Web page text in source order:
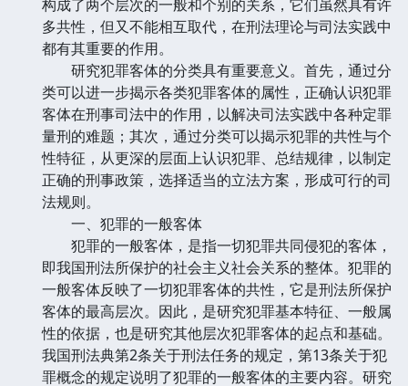
构成了两个层次的一般和个别的关系，它们虽然具有许
多共性，但又不能相互取代，在刑法理论与司法实践中
都有其重要的作用。
研究犯罪客体的分类具有重要意义。首先，通过分
类可以进一步揭示各类犯罪客体的属性，正确认识犯罪
客体在刑事司法中的作用，以解决司法实践中各种定罪
量刑的难题；其次，通过分类可以揭示犯罪的共性与个
性特征，从更深的层面上认识犯罪、总结规律，以制定
正确的刑事政策，选择适当的立法方案，形成可行的司
法规则。
一、犯罪的一般客体
犯罪的一般客体，是指一切犯罪共同侵犯的客体，
即我国刑法所保护的社会主义社会关系的整体。犯罪的
一般客体反映了一切犯罪客体的共性，它是刑法所保护
客体的最高层次。因此，是研究犯罪基本特征、一般属
性的依据，也是研究其他层次犯罪客体的起点和基础。
我国刑法典第2条关于刑法任务的规定，第13条关于犯
罪概念的规定说明了犯罪的一般客体的主要内容。研究